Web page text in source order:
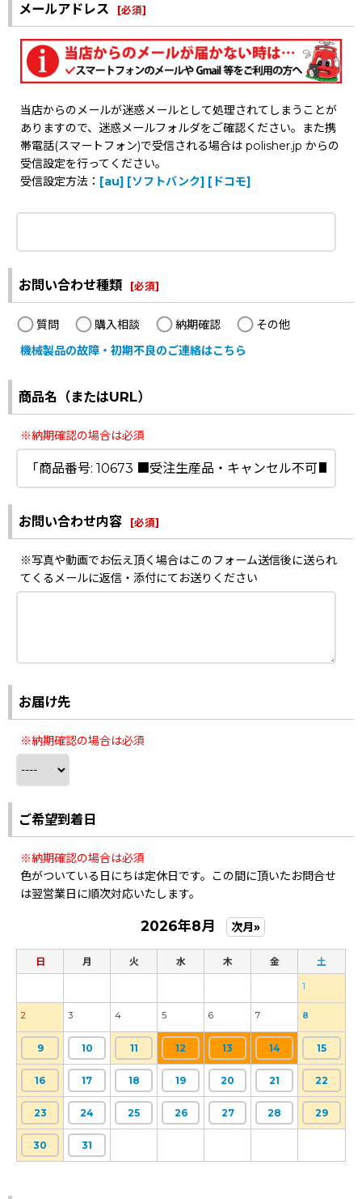
メールアドレス [必須]
当店からのメールが迷惑メールとして処理されてしまうことが
ありますので、迷惑メールフォルダをご確認ください。また携
帯電話(スマートフォン)で受信される場合は polisher.jp からの
受信設定を行ってください。
受信設定方法： [au] [ソフトバンク] [ドコモ]
お問い合わせ種類 [必須]
質問 購入相談 納期確認
その他
機械製品の故障・初期不良のご連絡はこちら
商品名（またはURL）
※納期確認の場合は必須
お問い合わせ内容 [必須]
※写真や動画でお伝え頂く場合はこのフォーム送信後に送られ
てくるメールに返信・添付にてお送りください
お届け先
※納期確認の場合は必須
ご希望到着日
※納期確認の場合は必須
色がついている日にちは定休日です。この間に頂いたお問合せ
は翌営業日に順次対応いたします。
2026年8月 次月»
日 月 火 水 木 金 土
1
2 3 4 5 6 7 8
9 10 11 12 13 14 15
16 17 18 19 20 21 22
23 24 25 26 27 28 29
30 31